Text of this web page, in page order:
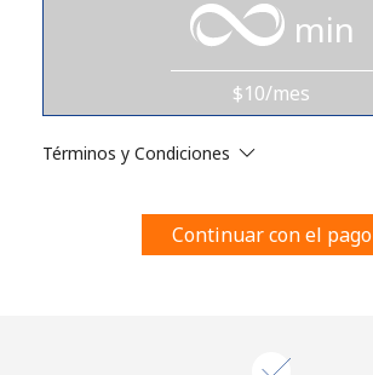
estosTérminos y condiciones.
Únete
¡Hola!
min
$10/mes
Términos y Condiciones
Continuar con el pago